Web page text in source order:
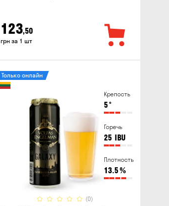
123,50
грн за 1 шт
Крепость
5°
Горечь
25 IBU
Плотность
13.5%
(0)
Только онлайн